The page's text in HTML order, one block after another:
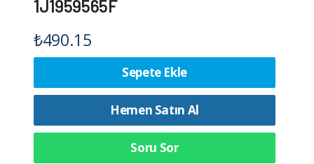
1J1959565F
₺490.15
Sepete Ekle
Hemen Satın Al
Soru Sor